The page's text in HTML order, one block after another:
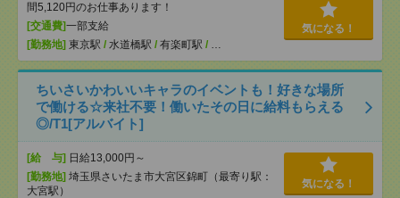
間5,120円のお仕事あります！
[交通費]一部支給
[勤務地] 東京駅 / 水道橋駅 / 有楽町駅 / …
気になる！
ちいさいかわいいキャラのイベントも！好きな場所
で働ける☆来社不要！働いたその日に給料もらえる
◎/T1[アルバイト]
[給 与] 日給13,000円～
[勤務地] 埼玉県さいたま市大宮区錦町（最寄り駅：
大宮駅）
気になる！